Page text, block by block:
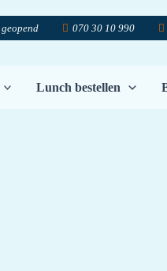
070 30 10 990
Lunch bestellen